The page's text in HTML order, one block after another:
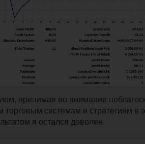
принимая во внимание
торговым системам и стратегиям в
я остался доволен.